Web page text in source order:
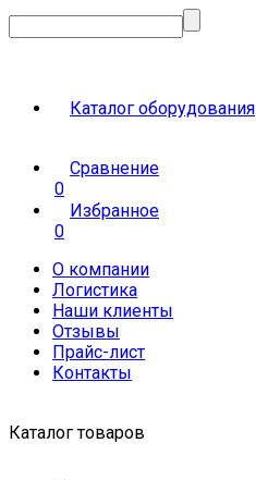
Каталог оборудования
Сравнение
0
Избранное
0
О компании
Логистика
Наши клиенты
Отзывы
Прайс-лист
Контакты
Каталог товаров